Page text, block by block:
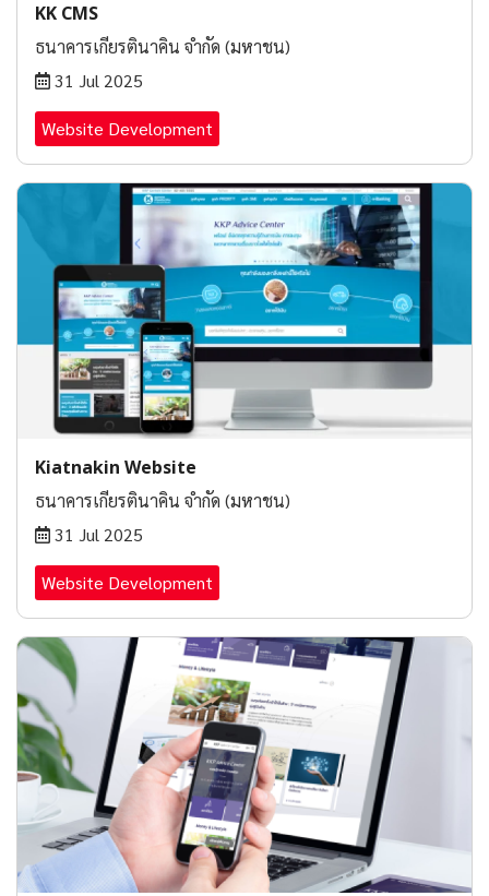
KK CMS
ธนาคารเกียรตินาคิน จำกัด (มหาชน)
31 Jul 2025
Website Development
Kiatnakin Website
ธนาคารเกียรตินาคิน จำกัด (มหาชน)
31 Jul 2025
Website Development